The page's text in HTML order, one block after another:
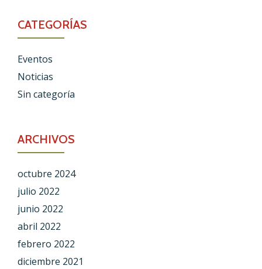
CATEGORÍAS
Eventos
Noticias
Sin categoría
ARCHIVOS
octubre 2024
julio 2022
junio 2022
abril 2022
febrero 2022
diciembre 2021